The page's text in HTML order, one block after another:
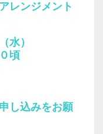
レンジメント
水）
頃
し込みをお願